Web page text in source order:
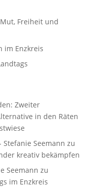
Freiheit und
im Enzkreis
Zweiter
in den Räten
Seemann zu
kreativ bekämpfen
Seemann zu
im Enzkreis